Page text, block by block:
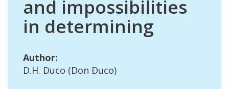
and impossibilities
in determining
Author:
D.H. Duco (Don Duco)